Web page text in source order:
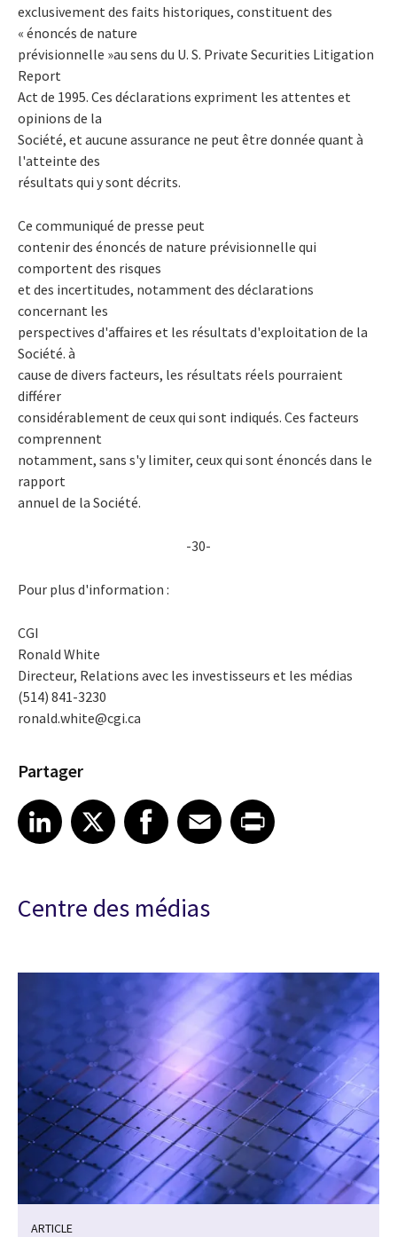
exclusivement des faits historiques, constituent des
« énoncés de nature
prévisionnelle »au sens du U. S. Private Securities Litigation
Report
Act de 1995. Ces déclarations expriment les attentes et
opinions de la
Société, et aucune assurance ne peut être donnée quant à
l'atteinte des
résultats qui y sont décrits.
Ce communiqué de presse peut
contenir des énoncés de nature prévisionnelle qui
comportent des risques
et des incertitudes, notamment des déclarations
concernant les
perspectives d'affaires et les résultats d'exploitation de la
Société. à
cause de divers facteurs, les résultats réels pourraient
différer
considérablement de ceux qui sont indiqués. Ces facteurs
comprennent
notamment, sans s'y limiter, ceux qui sont énoncés dans le
rapport
annuel de la Société.
-30-
Pour plus d'information :
CGI
Ronald White
Directeur, Relations avec les investisseurs et les médias
(514) 841-3230
ronald.white@cgi.ca
Partager
Share article on LinkedIn
LinkedIn
Share article on XShare article on Facebook
Facebook
Share article on Email
EmailShare article on Print
Centre des médias
ARTICLE